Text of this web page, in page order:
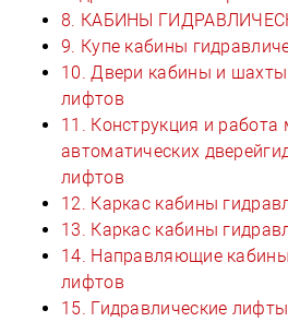
8. КАБИНЫ
9. Купе кабины
10. Двери кабины и шахты
лифтов
11. Конструкция и
автоматических
лифтов
12. Каркас кабины
13. Каркас кабины
14. Направляющие
лифтов
15. Гидравлические